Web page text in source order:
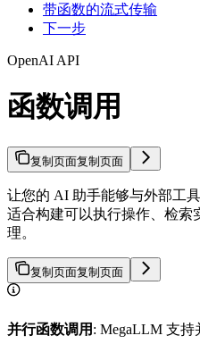
带函数的流式传输
下一步
OpenAI API
函数调用
复制页面复制页面
让您的 AI 助手能够与外部工
适合构建可以执行操作、检索
理。
复制页面复制页面
并行函数调用 : MegaLLM 支持